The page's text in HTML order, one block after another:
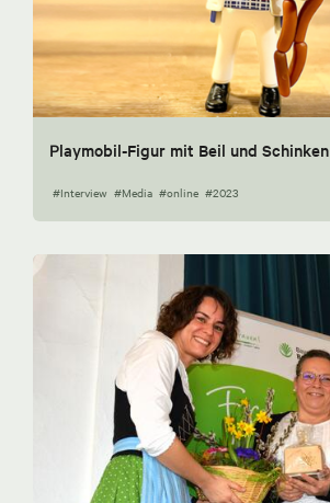
Playmobil-Figur mit Beil und Schinken
#Interview #Media #online #2023